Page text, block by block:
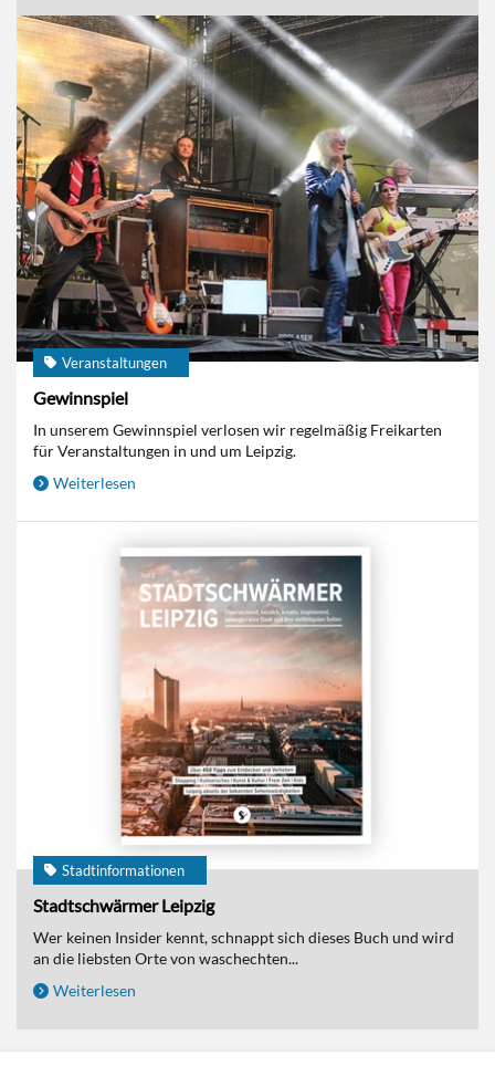
Veranstaltungen
Gewinnspiel
In unserem Gewinnspiel verlosen wir regelmäßig Freikarten
für Veranstaltungen in und um Leipzig.
Weiterlesen
Stadtinformationen
Stadtschwärmer Leipzig
Wer keinen Insider kennt, schnappt sich dieses Buch und wird
an die liebsten Orte von waschechten...
Weiterlesen